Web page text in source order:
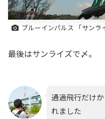
ブルーインパルス 「サンラ
最後はサンライズで〆。
通過飛行だけ
れました